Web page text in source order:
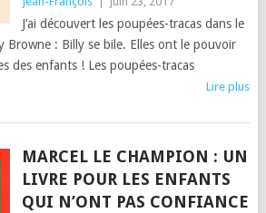
J’ai découvert les poupées-tracas dans le
Browne : Billy se bile. Elles ont le pouvoir
des enfants ! Les poupées-tracas
Lire plus
MARCEL LE CHAMPION : UN
LIVRE POUR LES ENFANTS
QUI N’ONT PAS CONFIANCE